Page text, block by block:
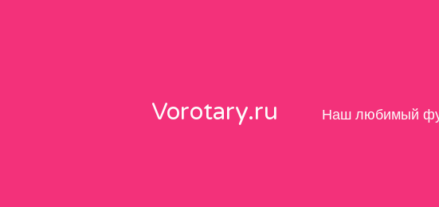
Vorotary.ru Наш любимый